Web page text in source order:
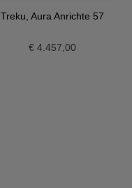
Treku, Aura Anrichte 57
€ 4.457,00